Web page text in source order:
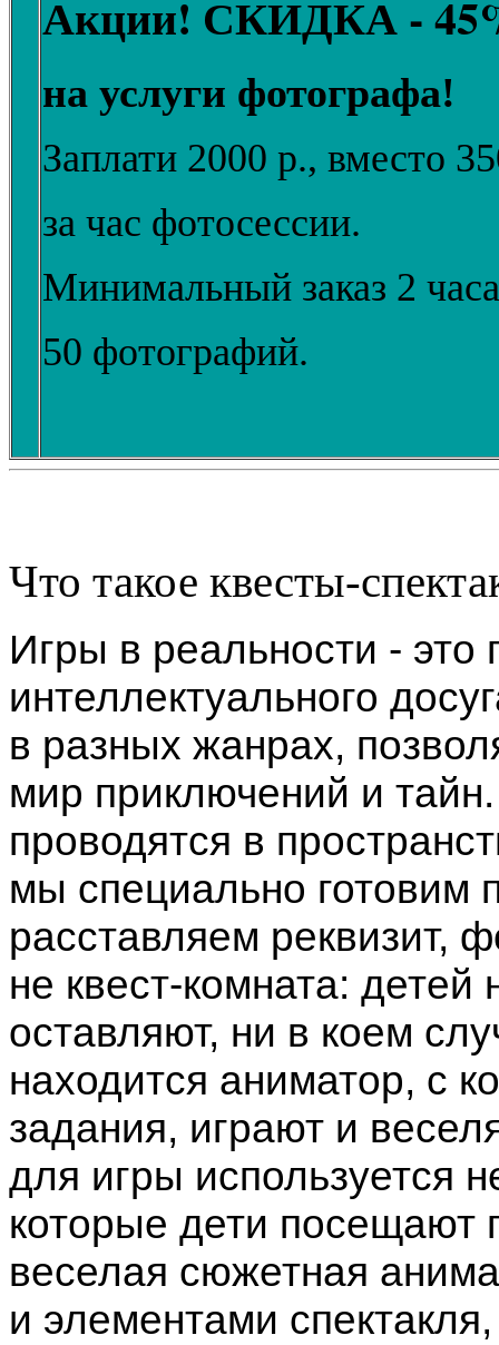
Акции! СКИДКА -
на услуги фотографа!
Заплати 2000 р., вместо
за час фотосессии.
Минимальный заказ 2
50 фотографий.
Что такое квесты-
Игры в реальности - это
интеллектуального
в разных жанрах,
мир приключений и
проводятся в
мы специально готовим
расставляем реквизит,
не квест-комната:
оставляют, ни в коем
находится аниматор, с
задания, играют и
для игры используется
которые дети посещают
веселая сюжетная
и элементами